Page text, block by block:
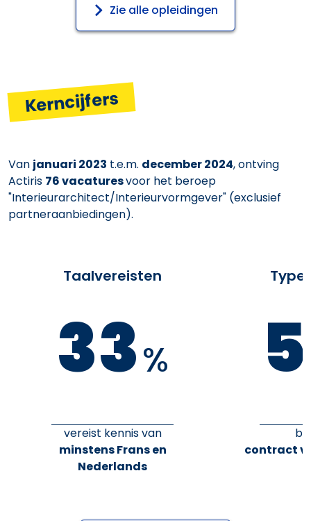
Zie alle opleidingen
Kerncijfers
Van januari 2023 t.e.m. december 2024, ontving
Actiris 76 vacaturesvoor het beroep
"Interieurarchitect/Interieurvormgever" (exclusief
partneraanbiedingen).
Taalvereisten
33%
vereist kennis van
minstens Frans en
Nederlands
contract